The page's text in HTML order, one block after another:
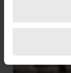
scannen
verwerkt en
intrekken in de